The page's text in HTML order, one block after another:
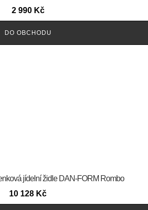
2 990 Kč
DO OBCHODU
jídelní židle DAN-FORM Rombo
10 128 Kč